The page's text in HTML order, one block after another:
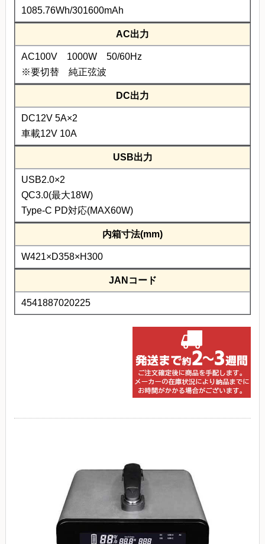
1085.76Wh/301600mAh
AC出力
AC100V 1000W 50/60Hz
※要切替 純正弦波
DC出力
DC12V 5A×2
車載12V 10A
USB出力
USB2.0×2
QC3.0(最大18W)
Type-C PD対応(MAX60W)
内箱寸法(mm)
W421×D358×H300
JANコード
4541887020225